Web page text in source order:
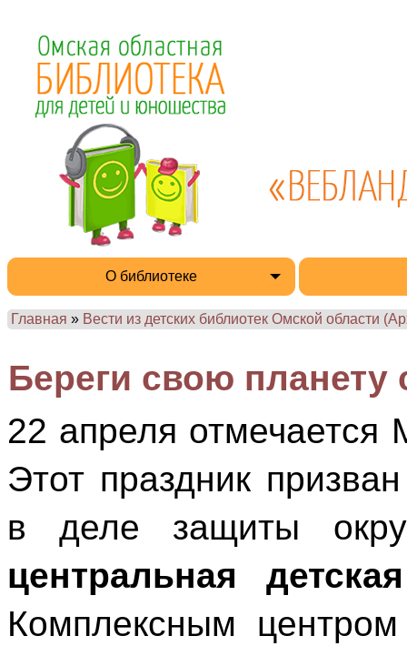
О библиотеке
Главная » Вести из детских библиотек Омской области
Береги свою
22 апреля
Этот праздник
в деле защиты
центральная
Комплексным